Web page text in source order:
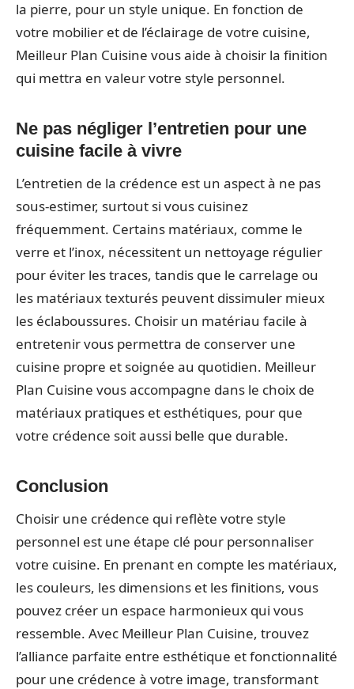
la pierre, pour un style unique. En fonction de
votre mobilier et de l’éclairage de votre cuisine,
Meilleur Plan Cuisine vous aide à choisir la finition
qui mettra en valeur votre style personnel.
Ne pas négliger l’entretien pour une
cuisine facile à vivre
L’entretien de la crédence est un aspect à ne pas
sous-estimer, surtout si vous cuisinez
fréquemment. Certains matériaux, comme le
verre et l’inox, nécessitent un nettoyage régulier
pour éviter les traces, tandis que le carrelage ou
les matériaux texturés peuvent dissimuler mieux
les éclaboussures. Choisir un matériau facile à
entretenir vous permettra de conserver une
cuisine propre et soignée au quotidien. Meilleur
Plan Cuisine vous accompagne dans le choix de
matériaux pratiques et esthétiques, pour que
votre crédence soit aussi belle que durable.
Conclusion
Choisir une crédence qui reflète votre style
personnel est une étape clé pour personnaliser
votre cuisine. En prenant en compte les matériaux,
les couleurs, les dimensions et les finitions, vous
pouvez créer un espace harmonieux qui vous
ressemble. Avec Meilleur Plan Cuisine, trouvez
l’alliance parfaite entre esthétique et fonctionnalité
pour une crédence à votre image, transformant